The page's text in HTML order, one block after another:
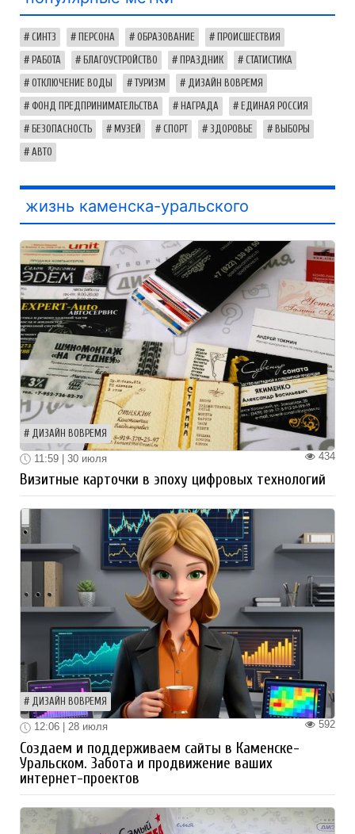
СИНТЗ ПЕРСОНА ОБРАЗОВАНИЕ ПРОИСШЕСТВИЯ
РАБОТА БЛАГОУСТРОЙСТВО ПРАЗДНИК СТАТИСТИКА
ОТКЛЮЧЕНИЕ ВОДЫ ТУРИЗМ ДИЗАЙН ВОВРЕМЯ
ФОНД ПРЕДПРИНИМАТЕЛЬСТВА НАГРАДА ЕДИНАЯ РОССИЯ
БЕЗОПАСНОСТЬ МУЗЕЙ СПОРТ ЗДОРОВЬЕ ВЫБОРЫ
АВТО
жизнь каменска-уральского
ДИЗАЙН ВОВРЕМЯ
434
11:59 | 30 июля
Визитные карточки в эпоху цифровых технологий
ДИЗАЙН ВОВРЕМЯ
592
12:06 | 28 июля
Создаем и поддерживаем сайты в Каменске-
Уральском. Забота и продвижение ваших
интернет-проектов